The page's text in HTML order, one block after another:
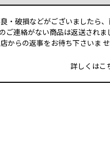
・破損などがございましたら、
ご連絡がない商品は返送されま
からの返事をお待ち下さいま せ
詳しくはこ